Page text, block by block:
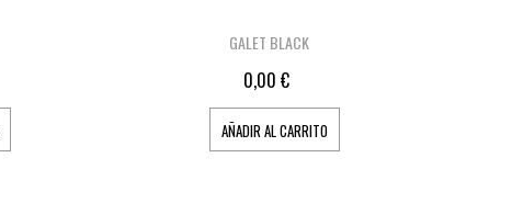
GALET BLACK
0,00 €
AÑADIR AL CARRITO